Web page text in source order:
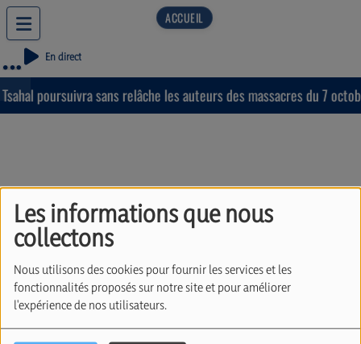
Les informations que nous
collectons
Nous utilisons des cookies pour fournir les services et les
fonctionnalités proposés sur notre site et pour améliorer
l'expérience de nos utilisateurs.
En direct
poursuivra sans relâche les auteurs des massacres du 7
La chronique du Keren
Hayessod. Avec
Dominique Goldberg.
(15/05/2026)